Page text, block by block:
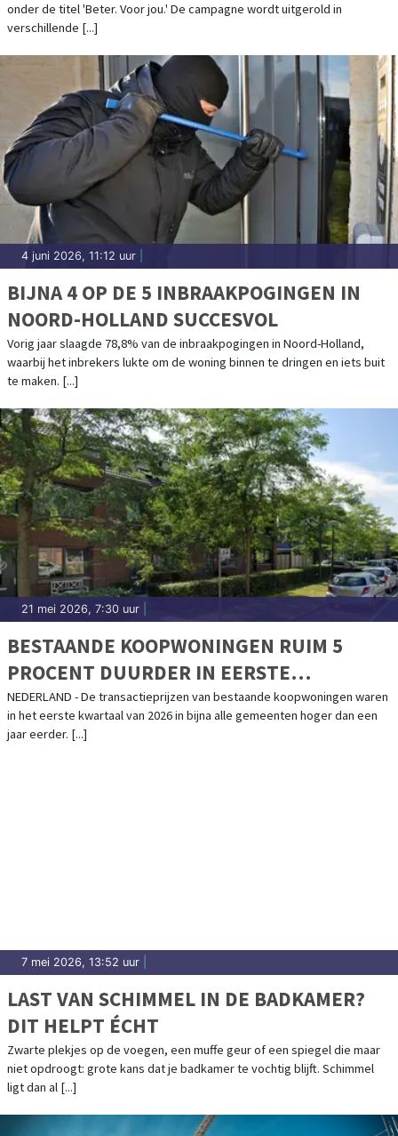
onder de titel 'Beter. Voor jou.' De campagne wordt uitgerold in
verschillende [...]
4 juni 2026, 11:12 uur
BIJNA 4 OP DE 5 INBRAAKPOGINGEN IN
NOORD-HOLLAND SUCCESVOL
Vorig jaar slaagde 78,8% van de inbraakpogingen in Noord-Holland,
waarbij het inbrekers lukte om de woning binnen te dringen en iets buit
te maken. [...]
21 mei 2026, 7:30 uur
BESTAANDE KOOPWONINGEN RUIM 5
PROCENT DUURDER IN EERSTE
KWARTAAL
NEDERLAND - De transactieprijzen van bestaande koopwoningen waren
in het eerste kwartaal van 2026 in bijna alle gemeenten hoger dan een
jaar eerder. [...]
7 mei 2026, 13:52 uur
LAST VAN SCHIMMEL IN DE BADKAMER?
DIT HELPT ÉCHT
Zwarte plekjes op de voegen, een muffe geur of een spiegel die maar
niet opdroogt: grote kans dat je badkamer te vochtig blijft. Schimmel
ligt dan al [...]